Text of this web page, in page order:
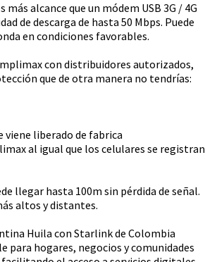
alcance que un módem USB 3G / 4G
de descarga de hasta 50 Mbps. Puede
en condiciones favorables.
con distribuidores autorizados,
que de otra manera no tendrías:
viene liberado de fabrica
al igual que los celulares se registran
llegar hasta 100m sin pérdida de señal.
altos y distantes.
Huila con Starlink de Colombia
para hogares, negocios y comunidades